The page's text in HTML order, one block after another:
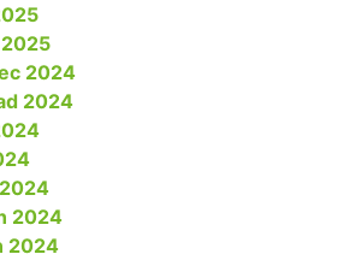
2024
2024
2024
2024